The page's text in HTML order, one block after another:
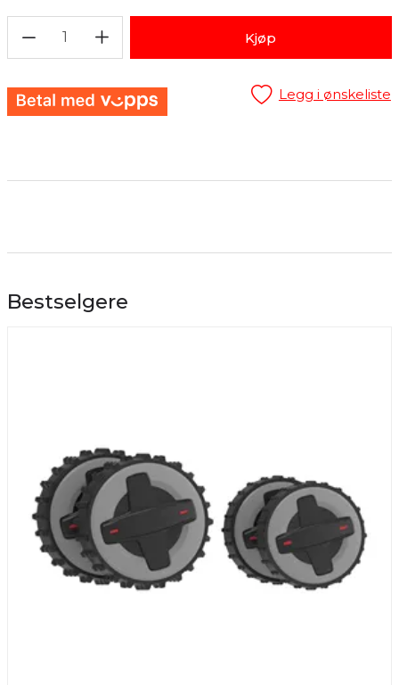
1 Kjøp
Legg i ønskeliste
Bestselgere